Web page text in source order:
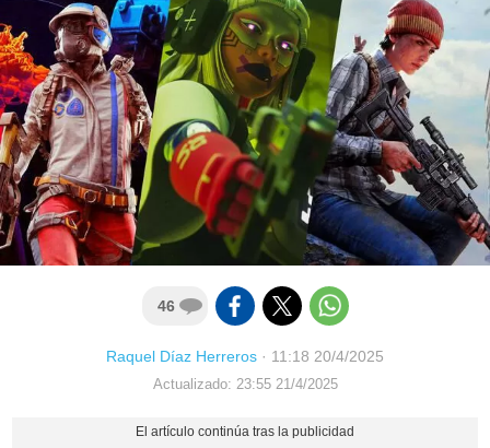
46
Raquel Díaz Herreros · 11:18 20/4/2025
Actualizado: 23:55 21/4/2025